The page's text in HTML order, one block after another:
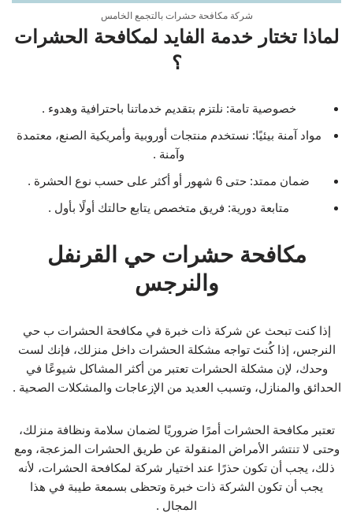
شركة مكافحة حشرات بالتجمع الخامس
لماذا تختار خدمة الفايد لمكافحة الحشرات
؟
خصوصية تامة: نلتزم بتقديم خدماتنا باحترافية وهدوء .
مواد آمنة بيئيًا: نستخدم منتجات أوروبية وأمريكية الصنع، معتمدة
وآمنة .
ضمان ممتد: حتى 6 شهور أو أكثر على حسب نوع الحشرة .
متابعة دورية: فريق متخصص يتابع حالتك أولًا بأول .
مكافحة حشرات حي القرنفل
والنرجس
إذا كنت تبحث عن شركة ذات خبرة في مكافحة الحشرات ب حي
النرجس، إذا كُنتَ تواجه مشكلة الحشرات داخل منزلك، فإنك لست
وحدك، لإن مشكلة الحشرات تعتبر من أكثر المشاكل شيوعًا في
الحدائق والمنازل، وتسبب العديد من الإزعاجات والمشكلات الصحية .
تعتبر مكافحة الحشرات أمرًا ضروريًا لضمان سلامة ونظافة منزلك،
وحتى لا تنتشر الأمراض المنقولة عن طريق الحشرات المزعجة، ومع
ذلك، يجب أن تكون حذرًا عند اختيار شركة لمكافحة الحشرات، لأنه
يجب أن تكون الشركة ذات خبرة وتحظى بسمعة طيبة في هذا
المجال .